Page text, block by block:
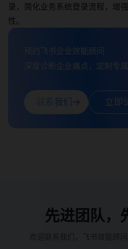
录，简化业务系统登录流程，增
性。
预约飞书企业效能顾问
深度诊断企业痛点，定制专
联系我们 立即
先进团队，